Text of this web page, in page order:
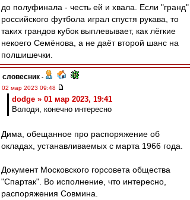
до полуфинала - честь ей и хвала. Если "гранд"
российского футбола играл спустя рукава, то
таких грандов кубок выплевывает, как лёгкие
некоего Семёнова, а не даёт второй шанс на
полшишечки.
словесник -
02 мар 2023 09:48
dodge » 01 мар 2023, 19:41
Володя, конечно интересно
Дима, обещанное про распоряжение об
окладах, устанавливаемых с марта 1966 года.
Документ Московского горсовета общества
"Спартак". Во исполнение, что интересно,
распоряжения Совмина.